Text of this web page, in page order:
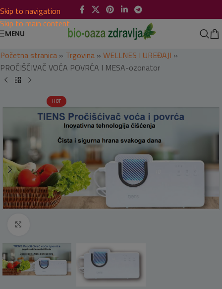
Skip to navigation
Skip to main content
MENU
Početna stranica » Trgovina » WELLNES I UREĐAJI »
PROČIŠČIVAČ VOĆA POVRĆA I MESA-ozonator
HOT